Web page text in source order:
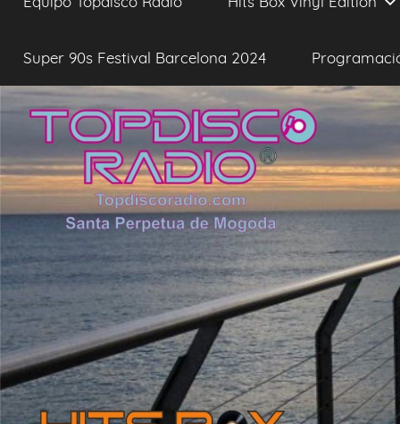
Super 90s Festival Barcelona 2024